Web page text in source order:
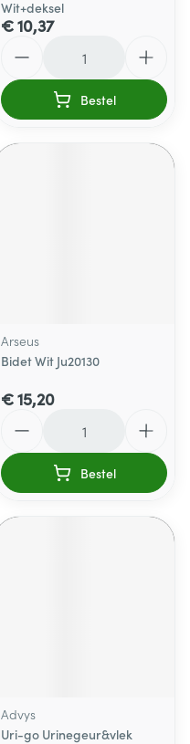
Wit+deksel
€ 10,37
Bestel
Arseus
Bidet Wit Ju20130
€ 15,20
Bestel
Advys
Uri-go Urinegeur&vlek